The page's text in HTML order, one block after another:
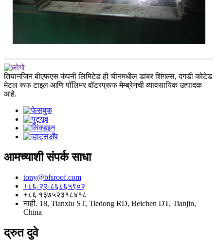
तियानजिन बीएफएस कंपनी लिमिटेड ही चीनमधील डांबर शिंगल्स, दगडी कोटेड
मेटल रूफ टाइल आणि पॉलिमर वॉटरप्रूफ मेम्ब्रेनची व्यावसायिक उत्पादक
आहे.
आमच्याशी संपर्क साधा
tony@bfsroof.com
+८६-२२-८६८६५९०२
+८६ १३७५२३१८४१८
नाही. 18, Tianxiu ST, Tiedong RD, Beichen DT, Tianjin,
China
द्रुत दुवे